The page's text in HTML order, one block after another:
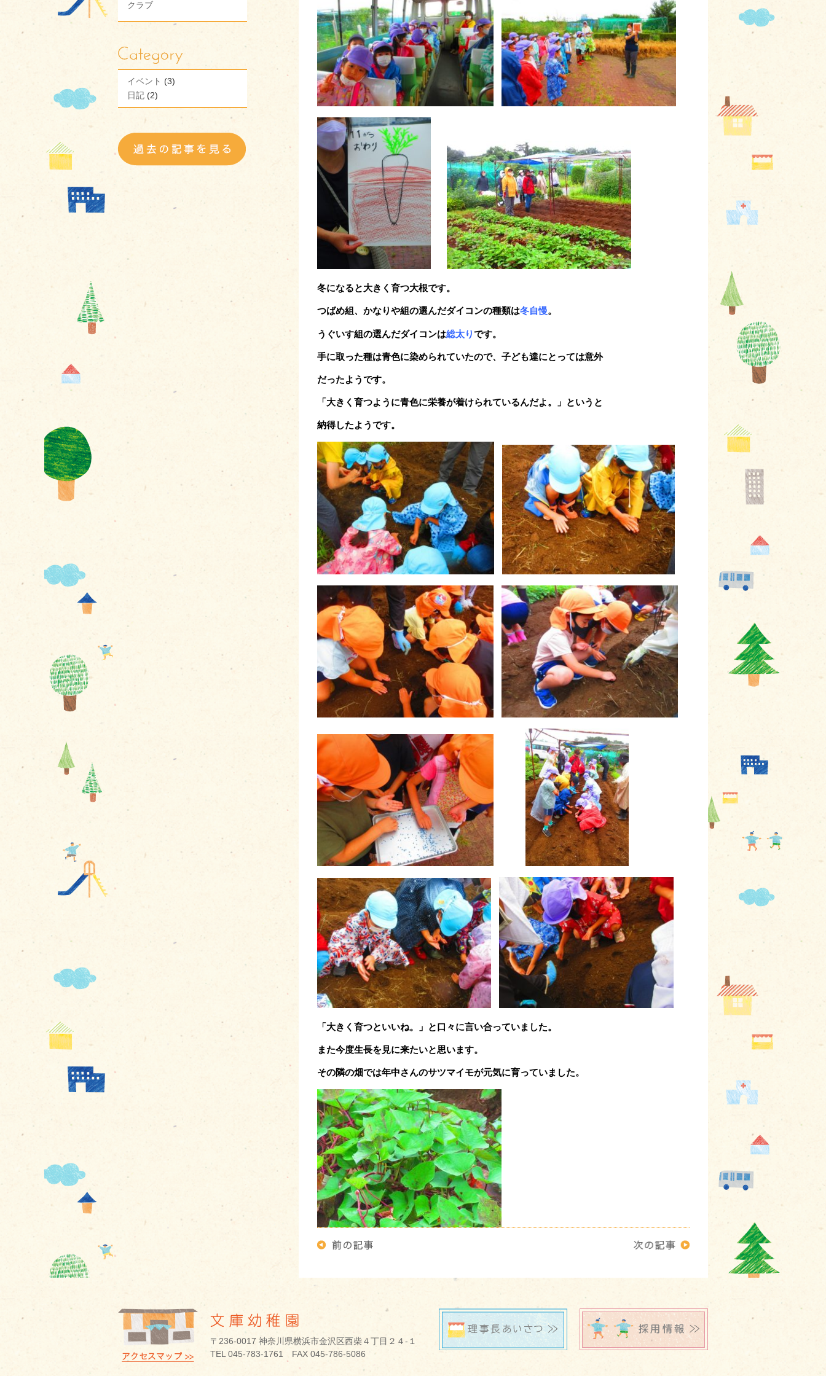
クラブ
イベント (3)
日記 (2)
冬になると大きく育つ大根です。
つばめ組、かなりや組の選んだダイコンの種類は冬自慢。
うぐいす組の選んだダイコンは総太りです。
手に取った種は青色に染められていたので、子ども達にとっては意外
だったようです。
「大きく育つように青色に栄養が着けられているんだよ。」というと
納得したようです。
「大きく育つといいね。」と口々に言い合っていました。
また今度生長を見に来たいと思います。
その隣の畑では年中さんのサツマイモが元気に育っていました。
〒236-0017 神奈川県横浜市金沢区西柴４丁目２４­-１
TEL 045-783-1761 FAX 045-786-5086